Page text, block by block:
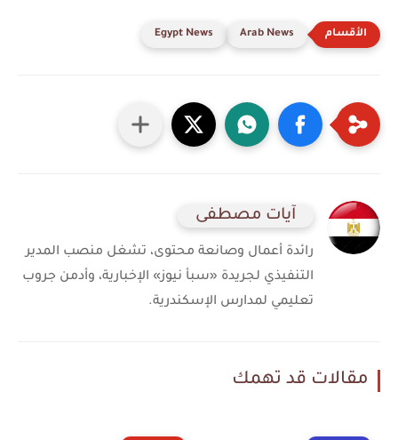
Arab News
Egypt News
آيات مصطفى
رائدة أعمال وصانعة محتوى، تشغل منصب المدير
التنفيذي لجريدة «سبأ نيوز» الإخبارية، وأدمن جروب
تعليمي لمدارس الإسكندرية.
مقالات قد تهمك